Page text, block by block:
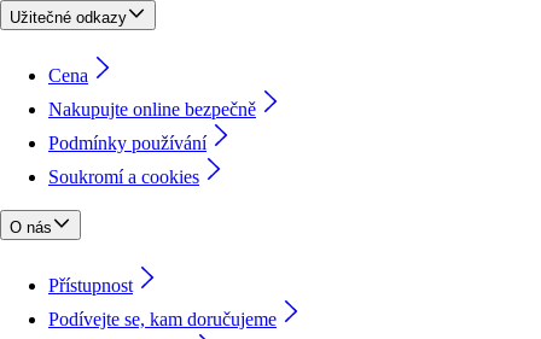
Užitečné odkazy
Cena
Nakupujte online bezpečně
Podmínky používání
Soukromí a cookies
O nás
Přístupnost
Podívejte se, kam doručujeme